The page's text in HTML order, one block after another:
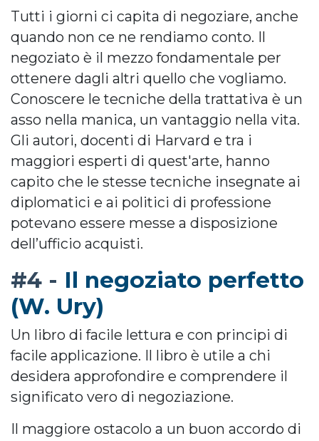
Tutti i giorni ci capita di negoziare, anche
quando non ce ne rendiamo conto. Il
negoziato è il mezzo fondamentale per
ottenere dagli altri quello che vogliamo.
Conoscere le tecniche della trattativa è un
asso nella manica, un vantaggio nella vita.
Gli autori, docenti di Harvard e tra i
maggiori esperti di quest'arte, hanno
capito che le stesse tecniche insegnate ai
diplomatici e ai politici di professione
potevano essere messe a disposizione
dell’ufficio acquisti.
#4 - Il negoziato perfetto
(W. Ury)
Un libro di facile lettura e con principi di
facile applicazione. Il libro è utile a chi
desidera approfondire e comprendere il
significato vero di negoziazione.
Il maggiore ostacolo a un buon accordo di